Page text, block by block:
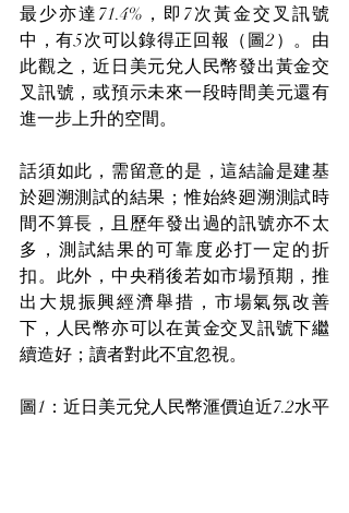
最少亦達71.4%，即7次黃金交叉訊號
中，有5次可以錄得正回報（圖2）。由
此觀之，近日美元兌人民幣發出黃金交
叉訊號，或預示未來一段時間美元還有
進一步上升的空間。
話須如此，需留意的是，這結論是建基
於廻溯測試的結果；惟始終廻溯測試時
間不算長，且歷年發出過的訊號亦不太
多，測試結果的可靠度必打一定的折
扣。此外，中央稍後若如市場預期，推
出大規振興經濟舉措，市場氣氛改善
下，人民幣亦可以在黃金交叉訊號下繼
續造好；讀者對此不宜忽視。
圖1：近日美元兌人民幣滙價迫近7.2水平